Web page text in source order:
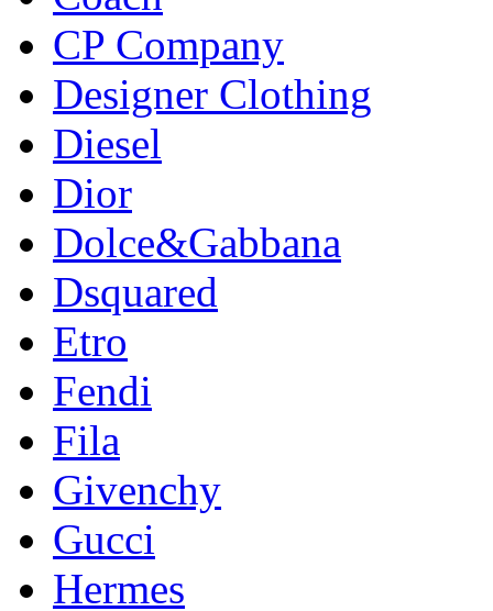
CP Company
Designer Clothing
Diesel
Dior
Dolce&Gabbana
Dsquared
Etro
Fendi
Fila
Givenchy
Gucci
Hermes